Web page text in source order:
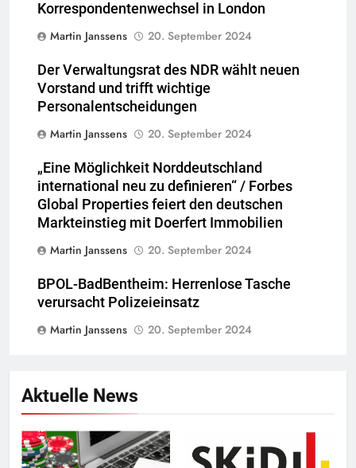
Korrespondentenwechsel in London
Martin Janssens
20. September 2024
Der Verwaltungsrat des NDR wählt neuen
Vorstand und trifft wichtige
Personalentscheidungen
Martin Janssens
20. September 2024
„Eine Möglichkeit Norddeutschland
international neu zu definieren“ / Forbes
Global Properties feiert den deutschen
Markteinstieg mit Doerfert Immobilien
Martin Janssens
20. September 2024
BPOL-BadBentheim: Herrenlose Tasche
verursacht Polizeieinsatz
Martin Janssens
20. September 2024
Aktuelle News